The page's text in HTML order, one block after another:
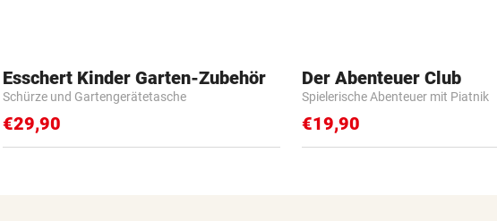
Esschert Kinder Garten-Zubehör
Schürze und Gartengerätetasche
€29,90
Der Abenteuer Club
Spielerische Abenteuer mit Piatnik
€19,90